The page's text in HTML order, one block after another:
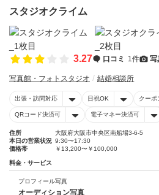
スタジオクライム
3.27 口コミ 1件 写
写真館・フォトスタジオ 結婚相談所
出張・訪問対応 日祝OK クーポ
QRコード決済可 電子マネー決済可
住所
大阪府大阪市中央区南船場3-6-5
本日の営業状況 9:30〜17:30
価格帯
￥13,200〜￥100,000
料金・サービス
プロフィール写真
オーディション写真